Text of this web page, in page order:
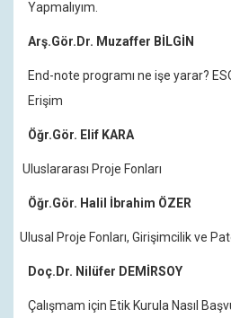
Yapmalıyım.
Arş.Gör.Dr. Muzaffer BİLGİN
End-note programı ne işe yarar?
Erişim
Öğr.Gör. Elif KARA
Uluslararası Proje Fonları
Öğr.Gör. Halil İbrahim ÖZER
Ulusal Proje Fonları, Girişimcilik ve
Doç.Dr. Nilüfer DEMİRSOY
Çalışmam için Etik Kurula Nasıl